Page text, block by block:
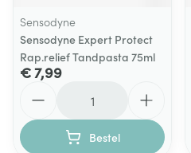
Sensodyne
Sensodyne Expert Protect
Rap.relief Tandpasta 75ml
€ 7,99
Bestel